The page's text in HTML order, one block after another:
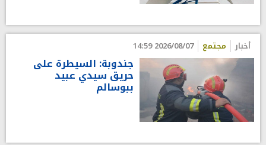
أخبار مجتمع 2026/08/07 14:59
جندوبة: السيطرة على
حريق سيدي عبيد
ببوسالم